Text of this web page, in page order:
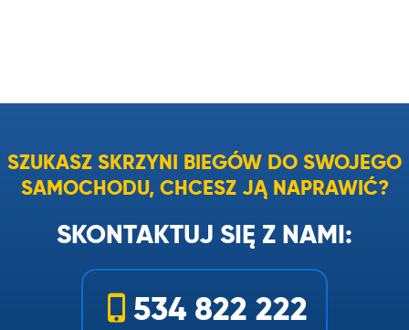
SZUKASZ SKRZYNI BIEGÓW DO SWOJEGO
SAMOCHODU, CHCESZ JĄ NAPRAWIĆ?
SKONTAKTUJ SIĘ Z NAMI:
534 822 222